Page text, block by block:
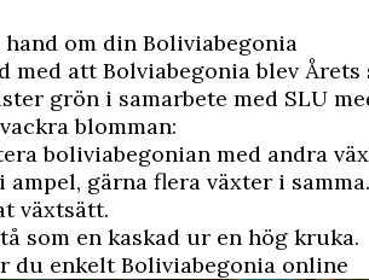
hand om din Boliviabegonia
med att Bolviabegonia blev
grön i samarbete med SLU
blomman:
boliviabegonian med andra
ampel, gärna flera växter i
växtsätt.
som en kaskad ur en hög kruka.
du enkelt Boliviabegonia online